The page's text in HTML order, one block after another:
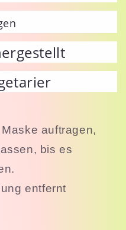
auftragen,
bis es
entfernt